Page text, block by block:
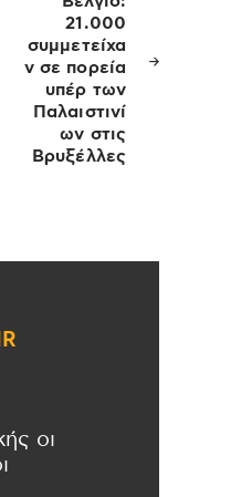
21.000
συμμετείχα
ν σε πορεία
υπέρ των
Παλαιστινί
ων στις
Βρυξέλλες
οι